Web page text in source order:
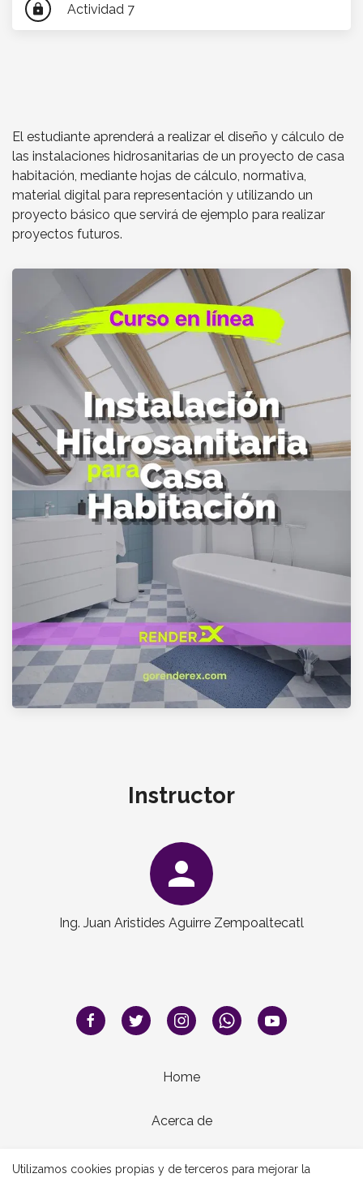
lock Actividad 7
El estudiante aprenderá a realizar el diseño y cálculo de
las instalaciones hidrosanitarias de un proyecto de casa
habitación, mediante hojas de cálculo, normativa,
material digital para representación y utilizando un
proyecto básico que servirá de ejemplo para realizar
proyectos futuros.
Instructor
person
Ing. Juan Aristides Aguirre Zempoaltecatl
Home
Acerca de
Contacto
Utilizamos cookies propias y de terceros para mejorar la